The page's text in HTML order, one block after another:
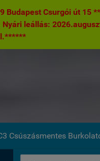
Budapest Csurgói út 15
leállás:
Csúszásmentes